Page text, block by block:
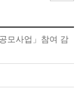
모사업」참여 감